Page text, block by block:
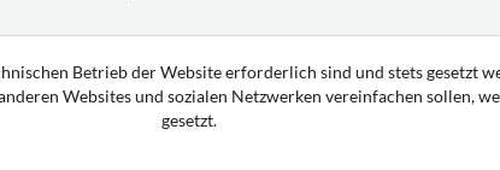
Vertrag widerrufen
Betrieb der Website erforderlich sind und stets gesetzt
Websites und sozialen Netzwerken vereinfachen sollen,
gesetzt.